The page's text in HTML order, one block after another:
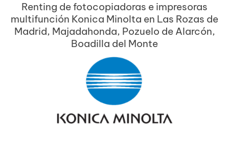
Renting de fotocopiadoras e impresoras
multifunción Konica Minolta en Las Rozas de
Madrid, Majadahonda, Pozuelo de Alarcón,
Boadilla del Monte